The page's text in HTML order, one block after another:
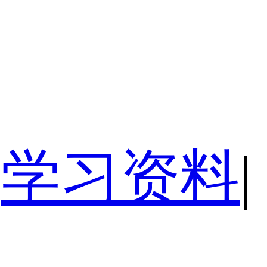
学习资料|